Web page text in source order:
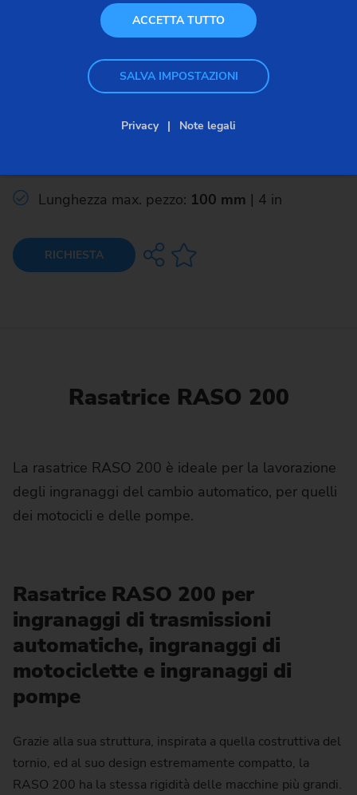
RASO 200
Module range: mm 0.5 - 5.0
Lunghezza max. pezzo: 100 mm | 4 in
RICHIESTA
Rasatrice RASO 200
La rasatrice RASO 200 è ideale per la lavorazione
degli ingranaggi del cambio automatico, per quelli
dei motocicli e delle pompe.
Rasatrice RASO 200 per
ingranaggi di trasmissioni
automatiche, ingranaggi di
motociclette e ingranaggi di
pompe
Grazie alla sua struttura, inspirata a quella costruttiva del
tornio, ed al suo design estremamente compatto, la
RASO 200 ha la stessa rigidità delle macchine più grandi.
ACCETTA TUTTO
SALVA IMPOSTAZIONI
Privacy Note legali